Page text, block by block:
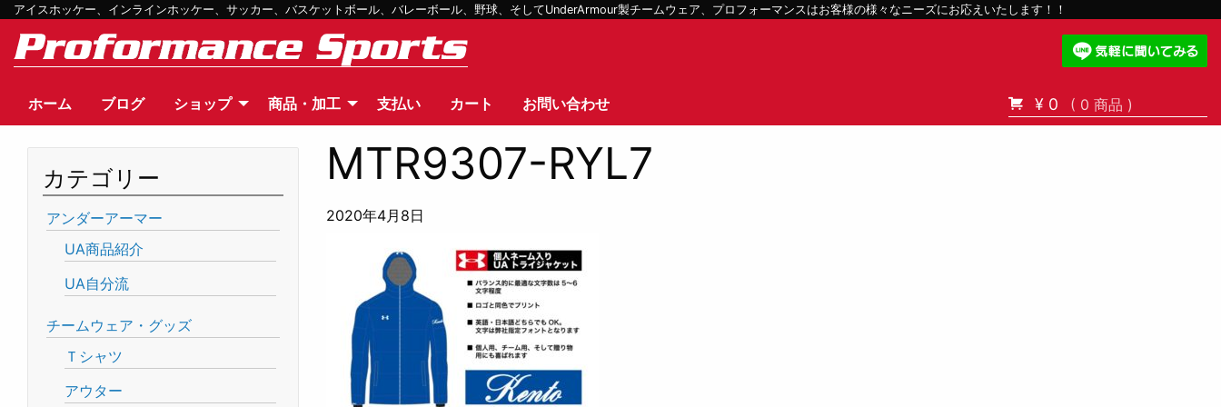
アイスホッケー、インラインホッケー、サッカー、バスケットボール、バレーボール、野球、そしてUnderArmour製チームウェア、プロフォーマンスはお客様の様々なニーズにお応えいたします！！
ホーム ブログ ショップ 商品・加工 支払い カート お問い合わせ ¥ 0 ( 0 商品 )
MTR9307-RYL7
2020年4月8日
カテゴリー
アンダーアーマー
UA商品紹介
UA自分流
チームウェア・グッズ
Ｔシャツ
アウター